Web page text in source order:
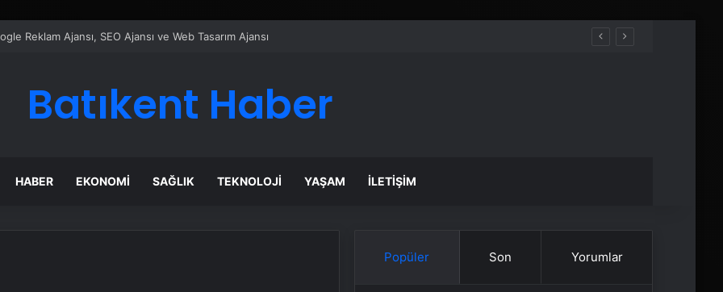
Reklam Ajansı, SEO Ajansı ve Web Tasarım Ajansı
Batıkent Haber
HABER EKONOMI SAĞLIK TEKNOLOJI YAŞAM İLETIŞIM
Popüler Son Yorumlar